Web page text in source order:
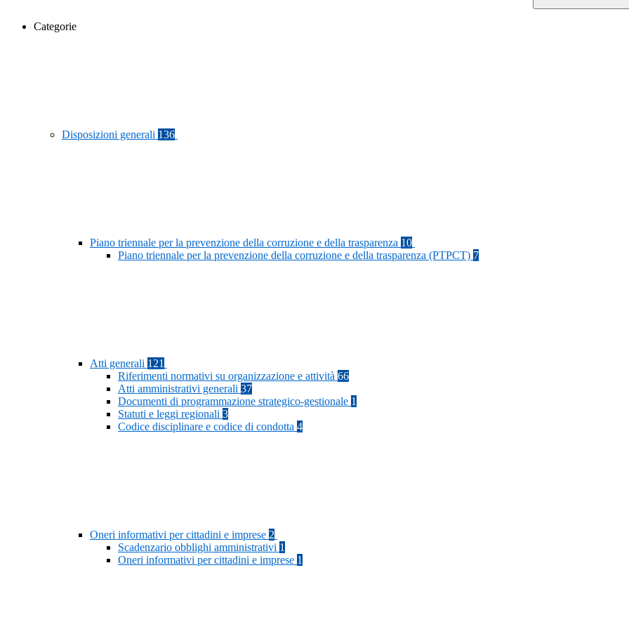
Categorie
Disposizioni generali 136
Piano triennale per la prevenzione della corruzione e della trasparenza 10
Piano triennale per la prevenzione della corruzione e della trasparenza (PTPCT) 7
Atti generali 121
Riferimenti normativi su organizzazione e attività 66
Atti amministrativi generali 37
Documenti di programmazione strategico-gestionale 1
Statuti e leggi regionali 3
Codice disciplinare e codice di condotta 4
Oneri informativi per cittadini e imprese 2
Scadenzario obblighi amministrativi 1
Oneri informativi per cittadini e imprese 1